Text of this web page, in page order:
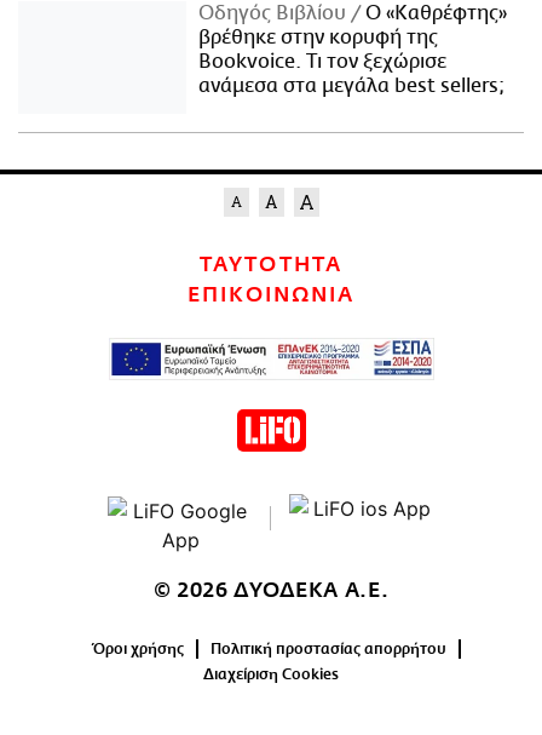
Οδηγός Βιβλίου
Ο «Καθρέφτης»
βρέθηκε στην κορυφή της
Bookvoice. Τι τον ξεχώρισε
ανάμεσα στα μεγάλα best sellers;
ΤΑΥΤΟΤΗΤΑ
ΕΠΙΚΟΙΝΩΝΙΑ
© 2026 ΔΥΟΔΕΚΑ Α.Ε.
Όροι χρήσης
Πολιτική προστασίας απορρήτου
Διαχείριση Cookies